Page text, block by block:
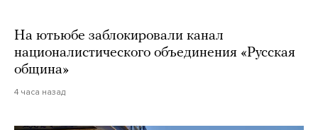
На ютьюбе заблокировали канал
националистического объединения «Русская
община»
4 часа назад